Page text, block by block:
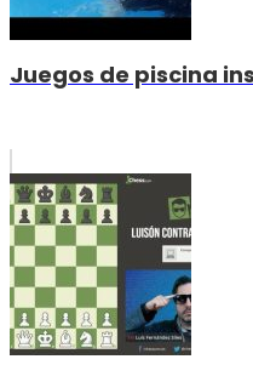
Juegos de piscina